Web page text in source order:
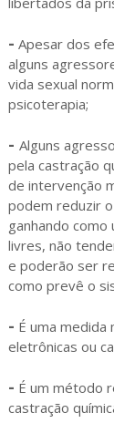
- Apesar dos
alguns
vida sexual
psicoterapia;
- Alguns
pela castração
de intervenção
podem reduzir
ganhando
livres, não
e poderão ser
como prevê o
- É uma
eletrônicas ou
- É um método
castração